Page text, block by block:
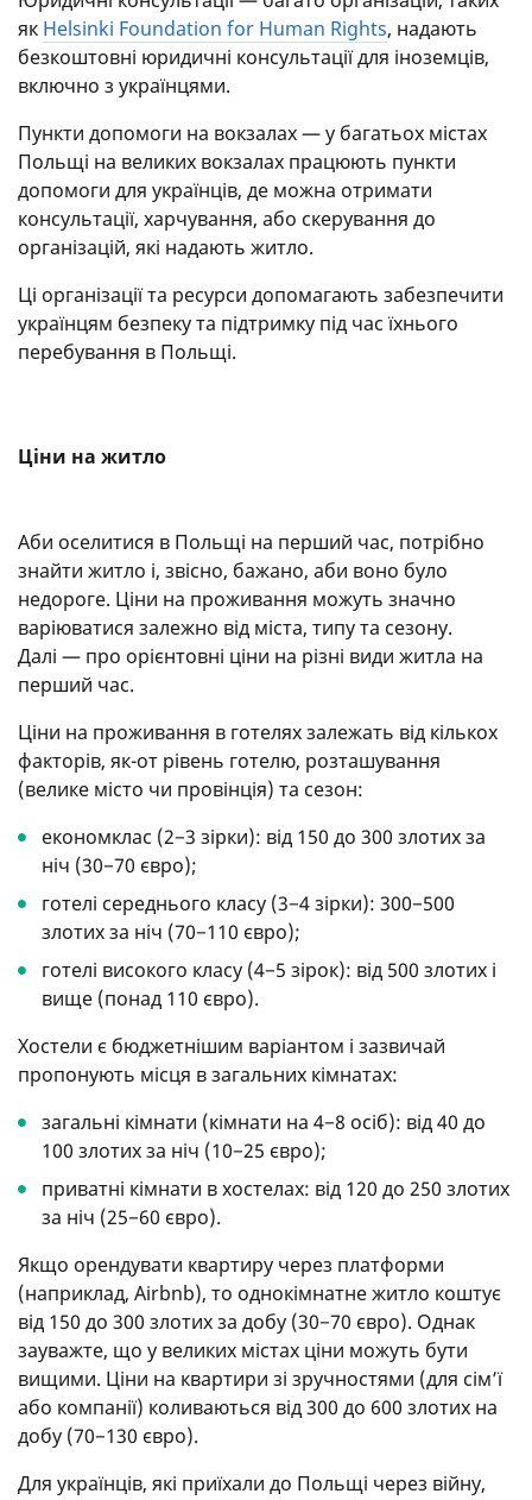
як Helsinki Foundation for Human Rights, надають
безкоштовні юридичні консультації для іноземців,
включно з українцями.
Пункти допомоги на вокзалах — у багатьох містах
Польщі на великих вокзалах працюють пункти
допомоги для українців, де можна отримати
консультації, харчування, або скерування до
організацій, які надають житло.
Ці організації та ресурси допомагають забезпечити
українцям безпеку та підтримку під час їхнього
перебування в Польщі.
Ціни на житло
Аби оселитися в Польщі на перший час, потрібно
знайти житло і, звісно, бажано, аби воно було
недороге. Ціни на проживання можуть значно
варіюватися залежно від міста, типу та сезону.
Далі — про орієнтовні ціни на різні види житла на
перший час.
Ціни на проживання в готелях залежать від кількох
факторів, як-от рівень готелю, розташування
(велике місто чи провінція) та сезон:
економклас (2−3 зірки): від 150 до 300 злотих за
ніч (30−70 євро);
готелі середнього класу (3−4 зірки): 300−500
злотих за ніч (70−110 євро);
готелі високого класу (4−5 зірок): від 500 злотих і
вище (понад 110 євро).
Хостели є бюджетнішим варіантом і зазвичай
пропонують місця в загальних кімнатах:
загальні кімнати (кімнати на 4−8 осіб): від 40 до
100 злотих за ніч (10−25 євро);
приватні кімнати в хостелах: від 120 до 250 злотих
за ніч (25−60 євро).
Якщо орендувати квартиру через платформи
(наприклад, Airbnb), то однокімнатне житло коштує
від 150 до 300 злотих за добу (30−70 євро). Однак
зауважте, що у великих містах ціни можуть бути
вищими. Ціни на квартири зі зручностями (для сім’ї
або компанії) коливаються від 300 до 600 злотих на
добу (70−130 євро).
Для українців, які приїхали до Польщі через війну,